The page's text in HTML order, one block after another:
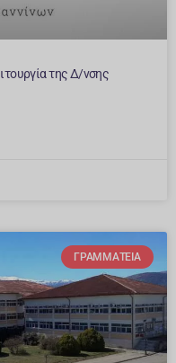
της Δ/νσης
ΓΡΑΜΜΑΤΕΊΑ